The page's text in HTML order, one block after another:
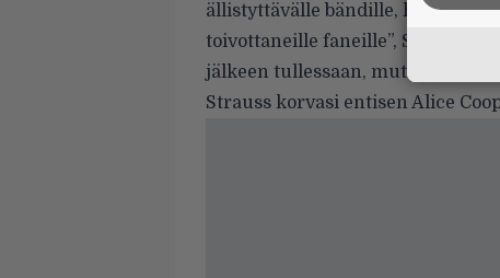
ällistyttävälle bändille,
toivottaneille faneille”, Strauss
jälkeen tullessaan, mutta olen
Strauss korvasi entisen Alice